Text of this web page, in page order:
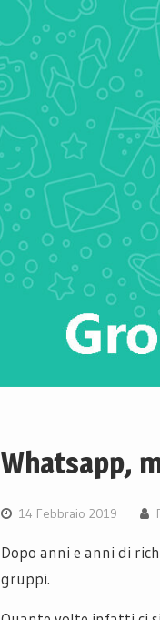
Whatsapp,
14 Febbraio 2019
Dopo anni e anni di
gruppi.